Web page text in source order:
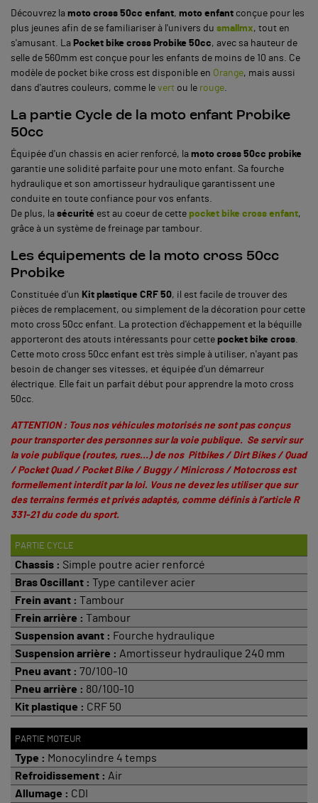
Découvrez la moto cross 50cc enfant, moto enfant conçue pour les
plus jeunes afin de se familiariser à l'univers du smallmx, tout en
s'amusant. La Pocket bike cross Probike 50cc, avec sa hauteur de
selle de 560mm est conçue pour les enfants de moins de 10 ans. Ce
modèle de pocket bike cross est disponible en Orange, mais aussi
dans d'autres couleurs, comme le vert ou le rouge
La partie Cycle de la moto enfant Probike
50cc
Équipée d'un chassis en acier renforcé, la moto cross 50cc probike
garantie une solidité parfaite pour une moto enfant. Sa fourche
hydraulique et son amortisseur hydraulique garantissent une
conduite en toute confiance pour vos enfants.
De plus, la sécurité est au coeur de cette pocket bike cross enfant,
grâce à un système de freinage par tambour.
Les équipements de la moto cross 50cc
Probike
Constituée d'un Kit plastique CRF 50, il est facile de trouver des
pièces de remplacement, ou simplement de la décoration pour cette
moto cross 50cc enfant. La protection d'échappement et la béquille
apporteront des atouts intéressants pour cette pocket bike cross
Cette moto cross 50cc enfant est très simple à utiliser, n'ayant pas
besoin de changer ses vitesses, et équipée d'un démarreur
électrique. Elle fait un parfait début pour apprendre la moto cross
50cc.
ATTENTION : Tous nos véhicules motorisés ne sont pas conçus
pour transporter des personnes sur la voie publique. Se servir sur
la voie publique (routes, rues…) de nos Pitbikes / Dirt Bikes / Quad
/ Pocket Quad / Pocket Bike / Buggy / Minicross / Motocross est
formellement interdit par la loi. Vous ne devez les utiliser que sur
des terrains fermés et privés adaptés, comme définis à l’article R
331-21 du code du sport.
PARTIE CYCLE
Chassis : Simple poutre acier renforcé
Bras Oscillant : Type cantilever acier
Frein avant : Tambour
Frein arrière : Tambour
Suspension avant : Fourche hydraulique
Suspension arrière : Amortisseur hydraulique 240 mm
Pneu avant : 70/100-10
Pneu arrière : 80/100-10
Kit plastique : CRF 50
PARTIE MOTEUR
Type : Monocylindre 4 temps
Refroidissement : Air
Allumage : CDI